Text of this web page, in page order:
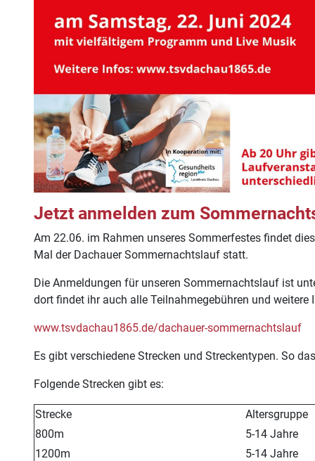
Jetzt anmelden zum
Am 22.06. im Rahmen unseres Sommerfestes findet
Mal der Dachauer Sommernachtslauf statt.
Die Anmeldungen für unseren Sommernachtslauf ist
dort findet ihr auch alle Teilnahmegebühren und weitere
www.tsvdachau1865.de/dachauer-sommernachtslauf
Es gibt verschiedene Strecken und Streckentypen. So
Folgende Strecken gibt es:
Strecke
Altersgruppe
800m
5-14 Jahre
1200m
5-14 Jahre